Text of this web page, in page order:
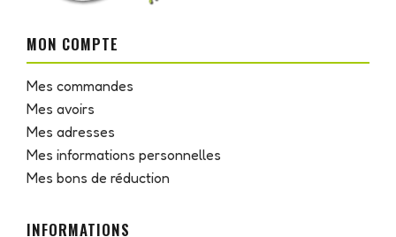
MON COMPTE
Mes commandes
Mes avoirs
Mes adresses
Mes informations personnelles
Mes bons de réduction
INFORMATIONS